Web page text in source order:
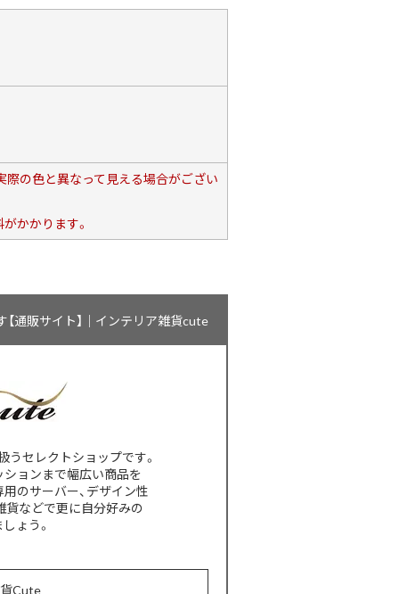
際の色と異なって見える場合がござい
かかります。
通販サイト】｜インテリア雑貨cute
セレクトショップです。
ションまで幅広い商品を
のサーバー、デザイン性
貨などで更に自分好みの
ょう。
Cute